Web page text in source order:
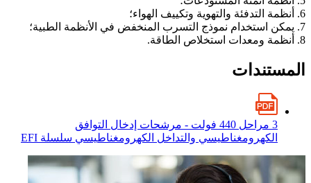
6. أنظمة التدفئة والتهوية وتكييف الهواء؛
7. يمكن استخدام نموذج التسرب المنخفض في الأنظمة الطبية؛
8. أنظمة ومعدات استخلاص الطاقة.
المستندات
3 مراحل 440 فولت - مرشحات إدخال التوافق
الكهرومغناطيسي والتداخل الكهرومغناطيسي سلسلة EFI